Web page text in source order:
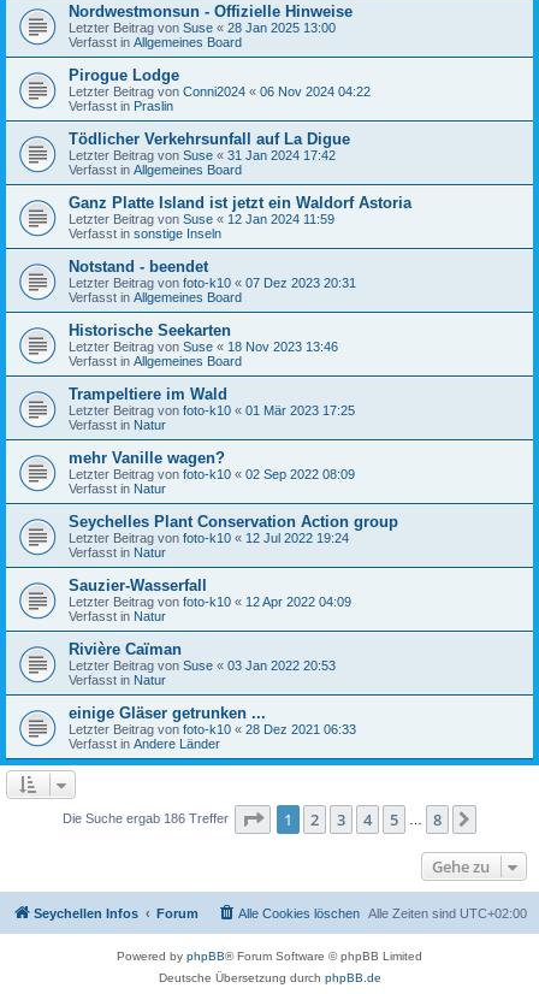
Nordwestmonsun - Offizielle Hinweise
Letzter Beitrag von Suse « 28 Jan 2025 13:00
Verfasst in Allgemeines Board
Pirogue Lodge
Letzter Beitrag von Conni2024 « 06 Nov 2024 04:22
Verfasst in Praslin
Tödlicher Verkehrsunfall auf La Digue
Letzter Beitrag von Suse « 31 Jan 2024 17:42
Verfasst in Allgemeines Board
Ganz Platte Island ist jetzt ein Waldorf Astoria
Letzter Beitrag von Suse « 12 Jan 2024 11:59
Verfasst in sonstige Inseln
Notstand - beendet
Letzter Beitrag von foto-k10 « 07 Dez 2023 20:31
Verfasst in Allgemeines Board
Historische Seekarten
Letzter Beitrag von Suse « 18 Nov 2023 13:46
Verfasst in Allgemeines Board
Trampeltiere im Wald
Letzter Beitrag von foto-k10 « 01 Mär 2023 17:25
Verfasst in Natur
mehr Vanille wagen?
Letzter Beitrag von foto-k10 « 02 Sep 2022 08:09
Verfasst in Natur
Seychelles Plant Conservation Action group
Letzter Beitrag von foto-k10 « 12 Jul 2022 19:24
Verfasst in Natur
Sauzier-Wasserfall
Letzter Beitrag von foto-k10 « 12 Apr 2022 04:09
Verfasst in Natur
Rivière Caïman
Letzter Beitrag von Suse « 03 Jan 2022 20:53
Verfasst in Natur
einige Gläser getrunken ...
Letzter Beitrag von foto-k10 « 28 Dez 2021 06:33
Verfasst in Andere Länder
Die Suche ergab 186 Treffer Seite 1von
1 2 3 4 5 8
Gehe zu
Seychellen Infos Forum Alle Zeiten sind UTC+02:00
Alle Cookies löschen
Powered by phpBB® Forum Software © phpBB Limited
Deutsche Übersetzung durch phpBB.de